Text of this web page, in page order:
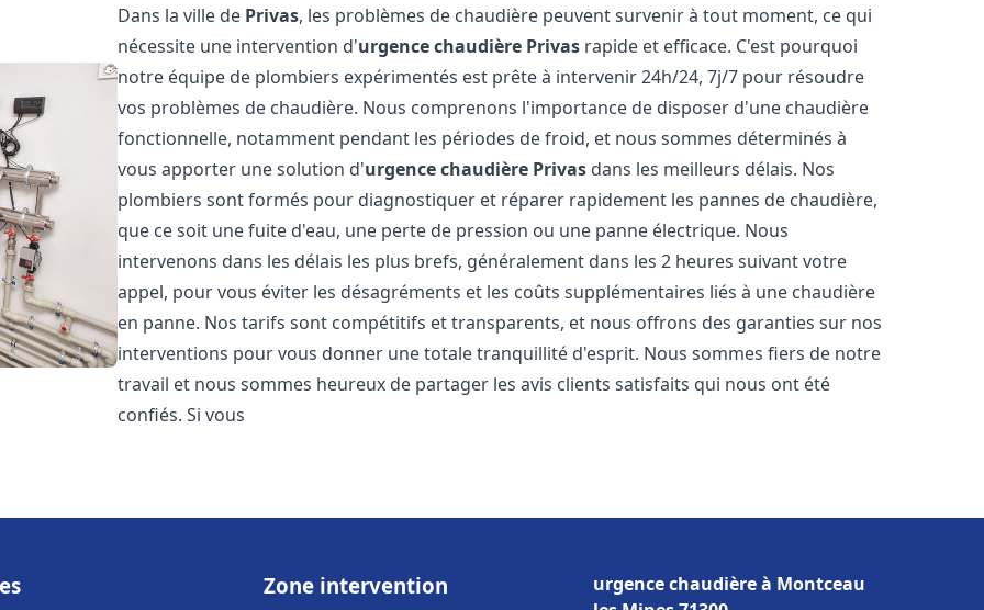
Dans la ville de Privas, les problèmes de chaudière peuvent survenir à tout moment, ce qui
nécessite une intervention d'urgence chaudière Privas rapide et efficace. C'est pourquoi
notre équipe de plombiers expérimentés est prête à intervenir 24h/24, 7j/7 pour résoudre
vos problèmes de chaudière. Nous comprenons l'importance de disposer d'une chaudière
fonctionnelle, notamment pendant les périodes de froid, et nous sommes déterminés à
vous apporter une solution d'urgence chaudière Privas dans les meilleurs délais. Nos
plombiers sont formés pour diagnostiquer et réparer rapidement les pannes de chaudière,
que ce soit une fuite d'eau, une perte de pression ou une panne électrique. Nous
intervenons dans les délais les plus brefs, généralement dans les 2 heures suivant votre
appel, pour vous éviter les désagréments et les coûts supplémentaires liés à une chaudière
en panne. Nos tarifs sont compétitifs et transparents, et nous offrons des garanties sur nos
interventions pour vous donner une totale tranquillité d'esprit. Nous sommes fiers de notre
travail et nous sommes heureux de partager les avis clients satisfaits qui nous ont été
confiés. Si vous
Zone intervention
urgence chaudière à Montceau